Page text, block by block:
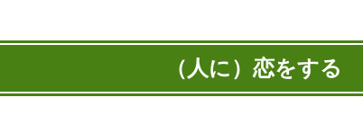
（人に）恋をする